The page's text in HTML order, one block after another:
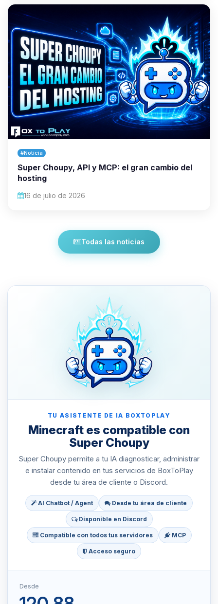
#Noticia
Super Choupy, API y MCP: el gran cambio del
hosting
16 de julio de 2026
Todas las noticias
TU ASISTENTE DE IA BOXTOPLAY
Minecraft es compatible con
Super Choupy
Super Choupy permite a tu IA diagnosticar, administrar
e instalar contenido en tus servicios de BoxToPlay
desde tu área de cliente o Discord.
AI Chatbot / Agent Desde tu área de cliente
Disponible en Discord
Compatible con todos tus servidores MCP
Acceso seguro
Desde